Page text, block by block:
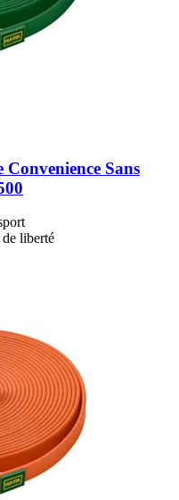
Convenience Sans
de liberté